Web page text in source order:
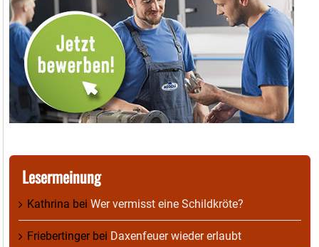
Lesermeinung
Kathrina bei Wer vermisst eine Schildkröte?
Friebertingerbei Daxenfeuer wieder erlaubt